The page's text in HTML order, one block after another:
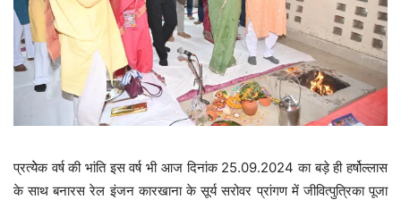
प्रत्येेक वर्ष की भांति इस वर्ष भी आज दिनांक 25.09.2024 का बड़े ही हर्षोल्लास
के साथ बनारस रेल इंजन कारखाना के सूर्य सरोवर प्रांगण में जीवित्पुत्रिका पूजा